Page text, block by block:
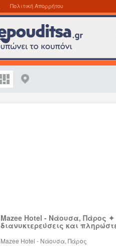
Πολιτική Απορρήτου
Mazee Hotel - Νάουσα, Πάρος
διανυκτερεύσεις και
Mazee Hotel - Νάουσα, Πάρος